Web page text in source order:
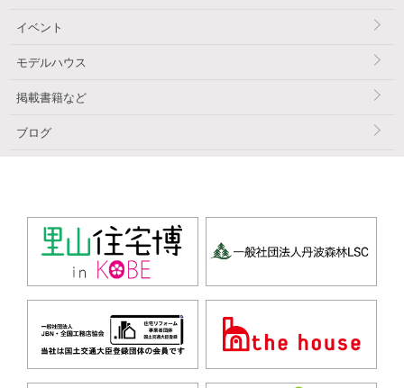
イベント
モデルハウス
掲載書籍など
ブログ